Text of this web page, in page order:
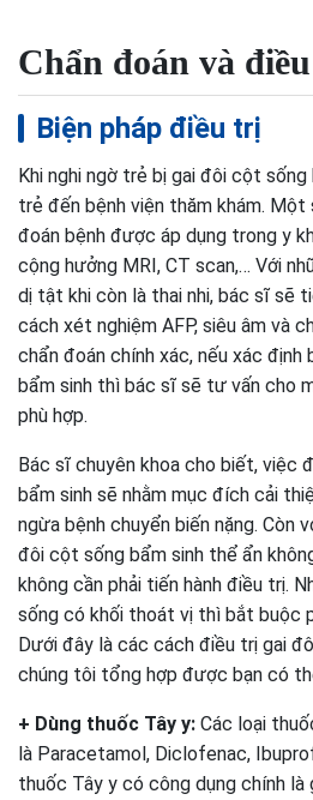
Chẩn đoán và
Biện pháp điều trị
Khi nghi ngờ trẻ bị gai đôi cột sống
trẻ đến bệnh viện thăm khám. Một
đoán bệnh được áp dụng trong y
cộng hưởng MRI, CT scan,… Với
dị tật khi còn là thai nhi, bác sĩ sẽ
cách xét nghiệm AFP, siêu âm và
chẩn đoán chính xác, nếu xác
bẩm sinh thì bác sĩ sẽ tư vấn cho
phù hợp.
Bác sĩ chuyên khoa cho biết, việc
bẩm sinh sẽ nhằm mục đích cải
ngừa bệnh chuyển biến nặng. Còn
đôi cột sống bẩm sinh thể ẩn
không cần phải tiến hành điều trị.
sống có khối thoát vị thì bắt buộc
Dưới đây là các cách điều trị gai
chúng tôi tổng hợp được bạn có
+ Dùng thuốc Tây y: Các loại
là Paracetamol, Diclofenac,
thuốc Tây y có công dụng chính là